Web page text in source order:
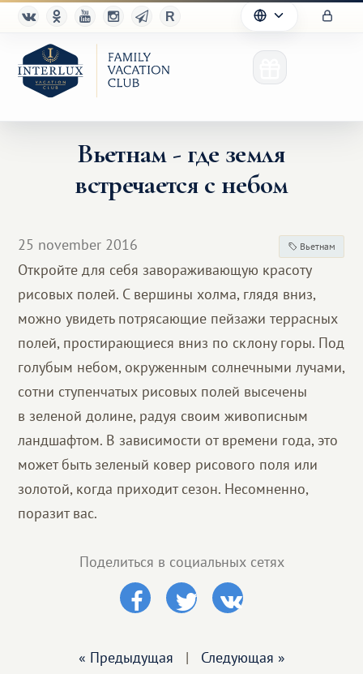
Club
For Partners
Благотворительность
Вьетнам - где земля
встречается с небом
25 november 2016 Вьетнам
Откройте для себя завораживающую красоту
рисовых полей. С вершины холма, глядя вниз,
можно увидеть потрясающие пейзажи террасных
полей, простирающиеся вниз по склону горы. Под
голубым небом, окруженным солнечными лучами,
сотни ступенчатых рисовых полей высечены
в зеленой долине, радуя своим живописным
ландшафтом. В зависимости от времени года, это
может быть зеленый ковер рисового поля или
золотой, когда приходит сезон. Несомненно,
поразит вас.
Поделиться в социальных сетях
« Предыдущая | Следующая »